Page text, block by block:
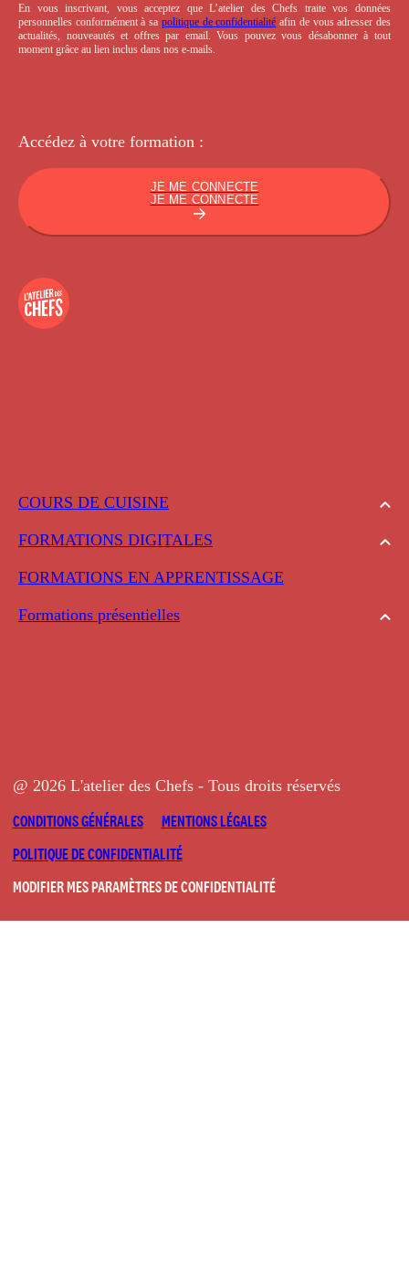
COURS DE CUISINE
FORMATIONS DIGITALES
FORMATIONS EN APPRENTISSAGE
Formations présentielles
En vous inscrivant, vous acceptez que L’atelier des Chefs traite vos données
personnelles conformément à sa politique de confidentialité afin de vous adresser des
actualités, nouveautés et offres par email. Vous pouvez vous désabonner à tout
moment grâce au lien inclus dans nos e-mails.
Accédez à votre formation :
JE ME CONNECTE
JE ME CONNECTE
@ 2026 L'atelier des Chefs - Tous droits réservés
CONDITIONS GÉNÉRALES
MENTIONS LÉGALES
POLITIQUE DE CONFIDENTIALITÉ
MODIFIER MES PARAMÈTRES DE CONFIDENTIALITÉ